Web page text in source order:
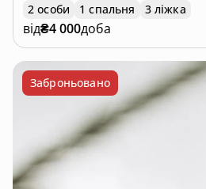
2 особи 1 спальня 3 ліжка
від₴4 000доба
Заброньовано